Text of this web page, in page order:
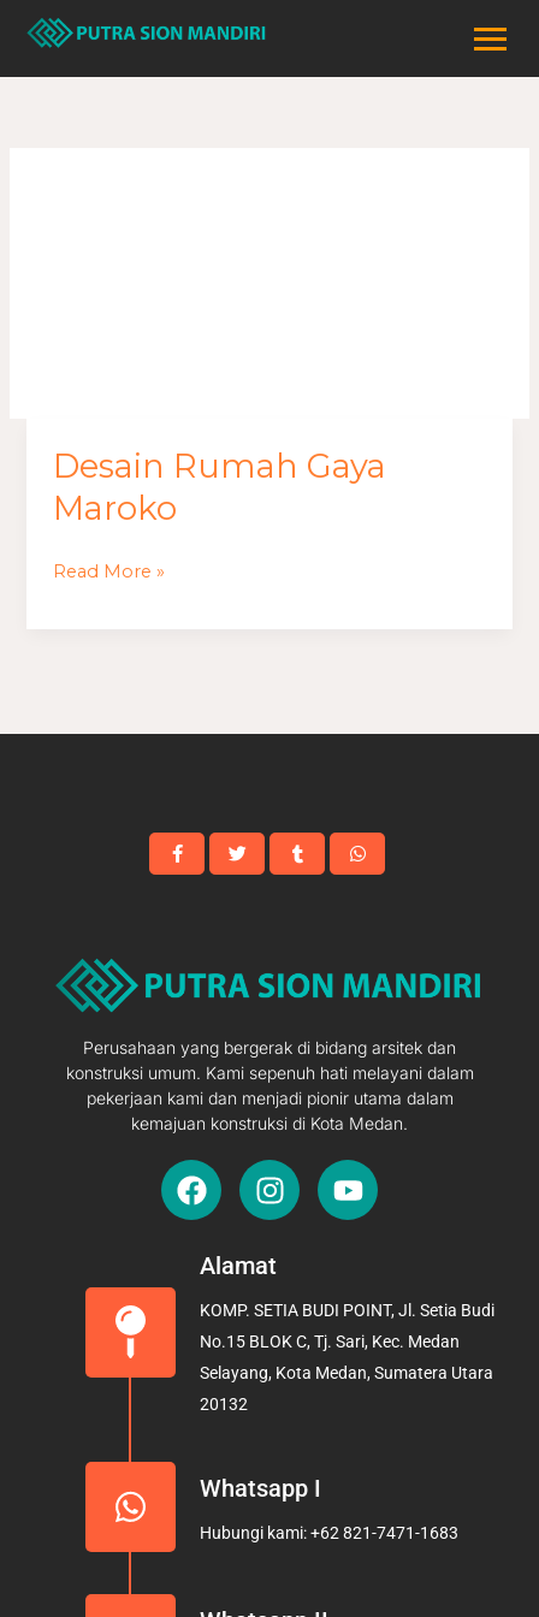
Lewati
konten
Desain Rumah Gaya
Maroko
Desain
Rumah
Gaya
Read More »
Perusahaan yang bergerak di bidang arsitek dan
konstruksi umum. Kami sepenuh hati melayani dalam
pekerjaan kami dan menjadi pionir utama dalam
kemajuan konstruksi di Kota Medan.
F
a
e
o
o
k
I
n
t
g
r
a
Y
o
b
e
Alamat
KOMP. SETIA BUDI POINT, Jl. Setia Budi
No.15 BLOK C, Tj. Sari, Kec. Medan
Selayang, Kota Medan, Sumatera Utara
20132
Whatsapp I
Hubungi kami: +62 821-7471-1683